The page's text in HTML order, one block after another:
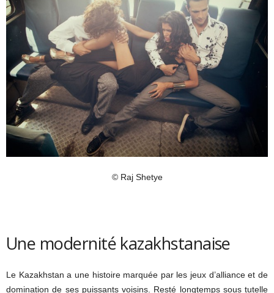
© Raj Shetye
Une modernité kazakhstanaise
Le Kazakhstan a une histoire marquée par les jeux d’alliance et de
domination de ses puissants voisins. Resté longtemps sous tutelle